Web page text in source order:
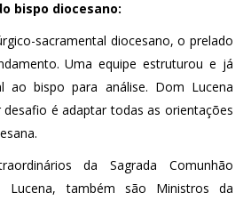
bispo diocesano:
sacramental diocesano, o prelado
Uma equipe estruturou e já
ao bispo para análise. Dom Lucena
é adaptar todas as orientações
da Sagrada Comunhão
Lucena, também são Ministros da